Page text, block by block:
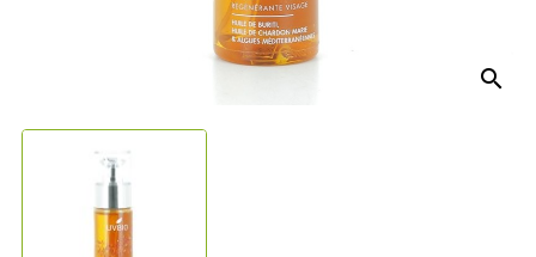
search